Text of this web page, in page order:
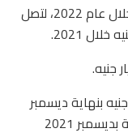
وارتفعت أرباح بنك قطر الوطني بنسبة 36% خلال عام 2022، لتصل
المجمعة بلغت 483 مليار جنيه بنهاية ديسمبر
2022 بزيادة قدرها 123.71 مليار جنيه مقارنة بديسمبر 2021